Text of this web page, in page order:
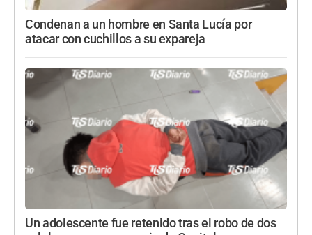
Condenan a un hombre en Santa Lucía por
atacar con cuchillos a su expareja
Un adolescente fue retenido tras el robo de dos